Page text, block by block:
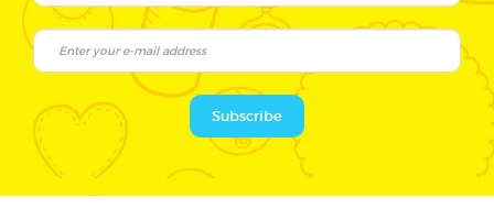
Subscribe